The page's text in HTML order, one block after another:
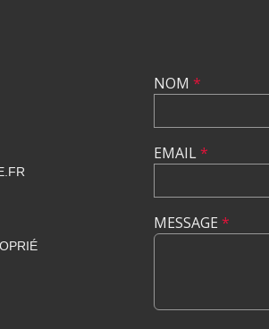
NOM *
EMAIL*
MESSAGE *